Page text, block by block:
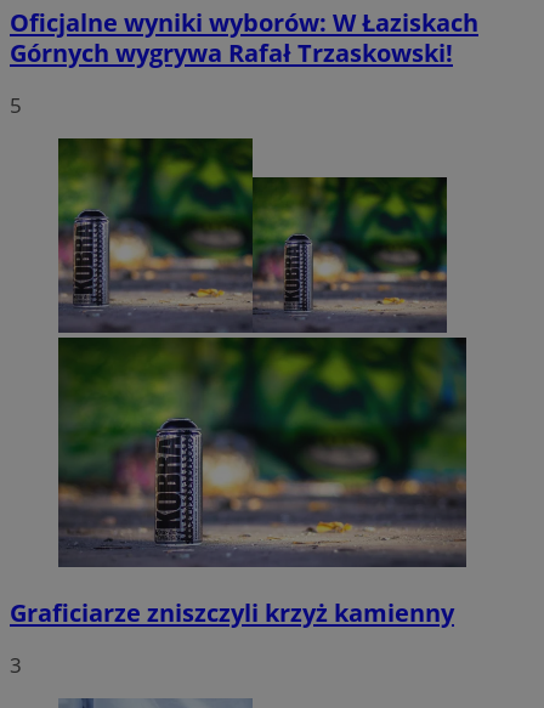
Oficjalne wyniki wyborów: W Łaziskach
Górnych wygrywa Rafał Trzaskowski!
5
Graficiarze zniszczyli krzyż kamienny
3